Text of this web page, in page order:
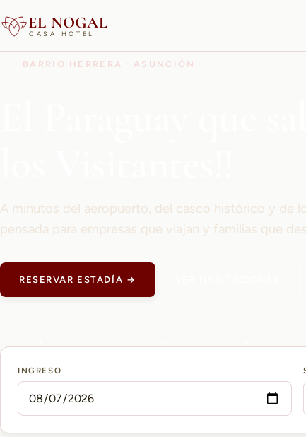
EL NOGAL
CASA HOTEL
BARRIO HERRERA · ASUNCIÓN
A minutos del aeropuerto, del casco histórico y de
pensada para empresas que viajan y familias que
RESERVAR ESTADÍA →
15 min
AEROPUERTO PETTIROSSI
10 min 5 min
SHOPPING DEL
INGRESO